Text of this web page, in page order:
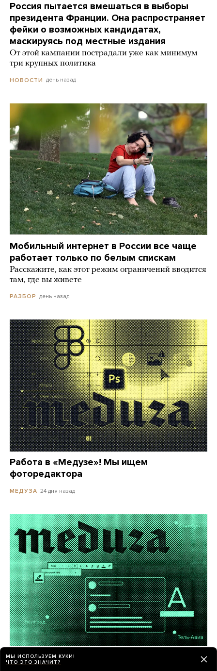
Россия пытается вмешаться в выборы
президента Франции. Она распространяет
фейки о возможных кандидатах,
маскируясь под местные издания
От этой кампании пострадали уже как минимум
три крупных политика
НОВОСТИ день назад
Мобильный интернет в России все чаще
работает только по белым спискам
Расскажите, как этот режим ограничений вводится
там, где вы живете
РАЗБОР день назад
Работа в «Медузе»! Мы ищем
фоторедактора
МЕДУЗА 24 дня назад
«Медуза» ищет внештатных авторов
в центрах российской эмиграции
МЫ ИСПОЛЬЗУЕМ КУКИ!
ЧТО ЭТО ЗНАЧИТ?